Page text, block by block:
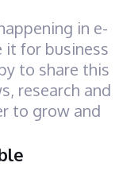
in e-
it for business
to share this
research and
to grow and